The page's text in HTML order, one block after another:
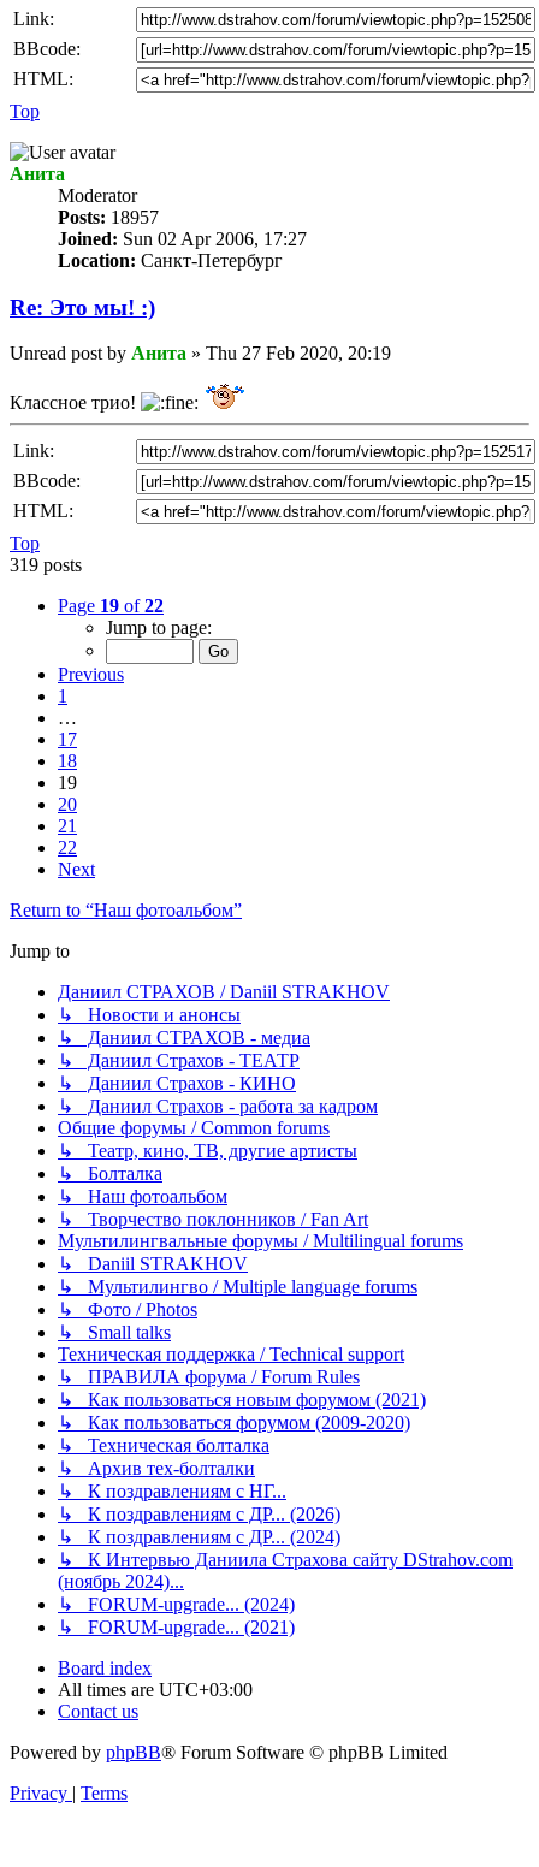
Link:
BBcode:
HTML:
Top
Анита
Мoderator
Posts: 18957
Joined: Sun 02 Apr 2006, 17:27
Location: Санкт-Петербург
Re: Это мы! :)
Unread post by Анита » Thu 27 Feb 2020, 20:19
Классное трио!
Link:
BBcode:
HTML:
Top
319 posts
Page 19 of22
Jump to page:
Previous
1
…
17
18
19
20
21
22
Next
Return to “Наш фотоальбом”
Jump to
Даниил СТРАХОВ / Daniil STRAKHOV
↳ Новости и анонсы
↳ Даниил СТРАХОВ - медиа
↳ Даниил Страхов - ТЕАТР
↳ Даниил Страхов - КИНО
↳ Даниил Страхов - работа за кадром
Общие форумы / Common forums
↳ Театр, кино, ТВ, другие артисты
↳ Болталка
↳ Наш фотоальбом
↳ Творчество поклонников / Fan Art
Мультилингвальные форумы / Multilingual forums
↳ Daniil STRAKHOV
↳ Мультилингво / Multiple language forums
↳ Фото / Photos
↳ Small talks
Техническая поддержка / Technical support
↳ ПРАВИЛА форума / Forum Rules
↳ Как пользоваться новым форумом (2021)
↳ Как пользоваться форумом (2009-2020)
↳ Техническая болталка
↳ Архив тех-болталки
↳ К поздравлениям с НГ...
↳ К поздравлениям с ДР... (2026)
↳ К поздравлениям с ДР... (2024)
↳ К Интервью Даниила Страхова сайту DStrahov.com
(ноябрь 2024)...
↳ FORUM-upgrade... (2024)
↳ FORUM-upgrade... (2021)
Board index
All times are UTC+03:00
Contact us
Powered by phpBB® Forum Software © phpBB Limited
Privacy | Terms